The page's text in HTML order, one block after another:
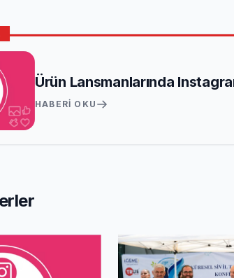
Ürün Lansmanlarında
HABERI OKU